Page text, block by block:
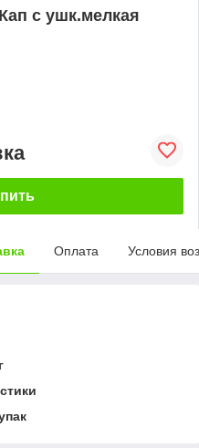
с ушк.мелкая
Оплата Условия